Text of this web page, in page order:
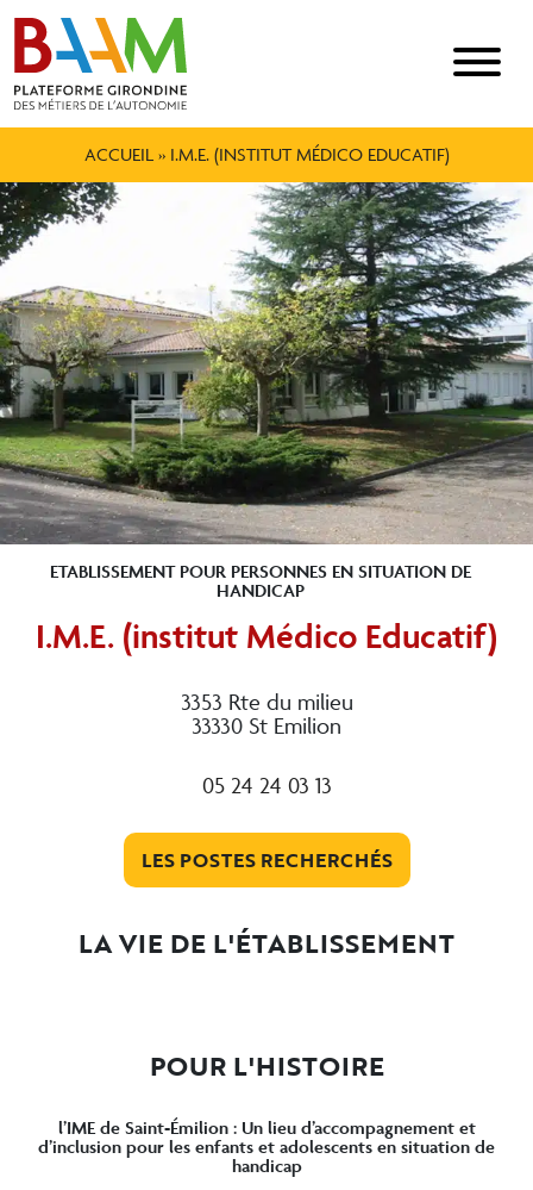
ACCUEIL» I.M.E. (INSTITUT MÉDICO EDUCATIF)
ETABLISSEMENT POUR PERSONNES EN SITUATION DE
HANDICAP
I.M.E. (institut Médico Educatif)
3353 Rte du milieu
33330 St Emilion
05 24 24 03 13
LES POSTES RECHERCHÉS
LA VIE DE L'ÉTABLISSEMENT
POUR L'HISTOIRE
l’IME de Saint-Émilion : Un lieu d’accompagnement et
d’inclusion pour les enfants et adolescents en situation de
handicap